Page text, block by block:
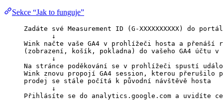
Sekce “Jak to funguje”
Zadáte své Measurement ID (G-XXXXXXXXXX) do
↓
Wink načte vaše GA4 v prohlížeči hosta a přenáší
(zobrazení, košík, pokladna) do vašeho GA4 účtu v
↓
Na stránce poděkování se v prohlížeči spustí
Wink znovu propojí GA4 session, kterou přerušilo
prodej se stále počítá k původní návštěvě hosta
↓
Přihlásíte se do analytics.google.com a uvidíte